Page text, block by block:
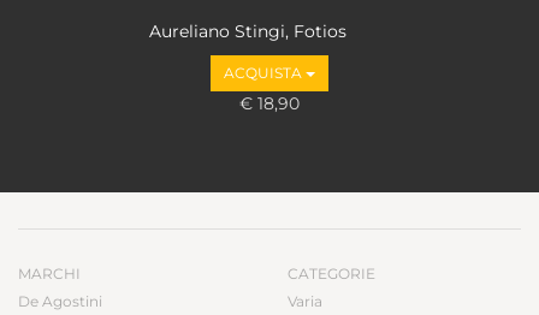
Aureliano Stingi, Fotios
Loupakis
ACQUISTA
€ 18,90
MARCHI
De Agostini
CATEGORIE
Varia